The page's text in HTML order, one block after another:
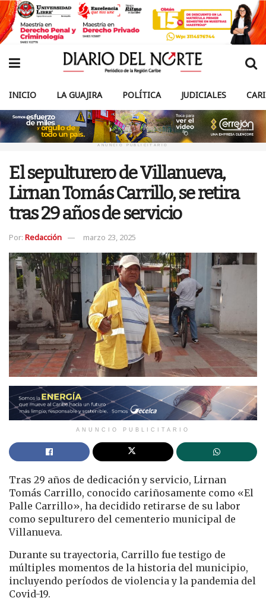
INICIO LA GUAJIRA POLÍTICA JUDICIALES
ANUNCIO PUBLICITARIO
El sepulturero de Villanueva,
Lirnan Tomás Carrillo, se retira
tras 29 años de servicio
Por: Redacción marzo 23, 2025
ANUNCIO PUBLICITARIO
Tras 29 años de dedicación y servicio, Lirnan
Tomás Carrillo, conocido cariñosamente como «El
Palle Carrillo», ha decidido retirarse de su labor
como sepulturero del cementerio municipal de
Villanueva.
Durante su trayectoria, Carrillo fue testigo de
múltiples momentos de la historia del municipio,
incluyendo períodos de violencia y la pandemia del
Covid-19.